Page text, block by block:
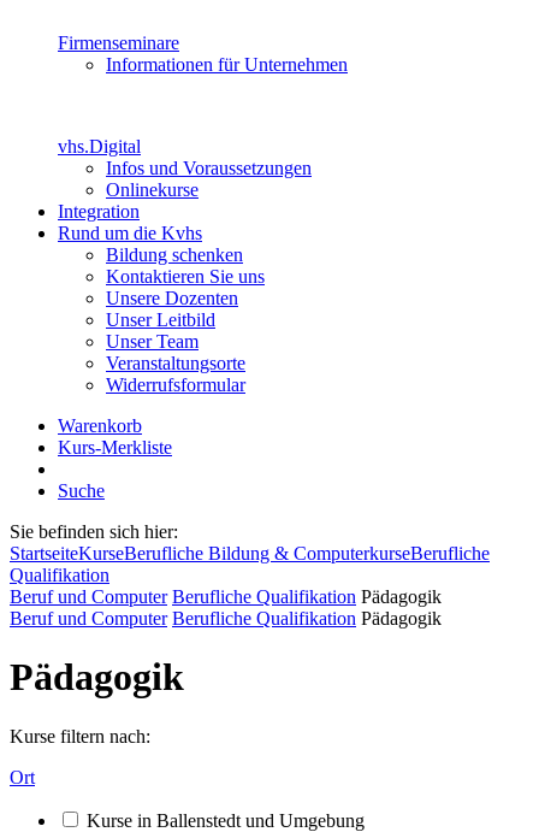
Firmenseminare
Informationen für Unternehmen
vhs.Digital
Infos und Voraussetzungen
Onlinekurse
Integration
Rund um die Kvhs
Bildung schenken
Kontaktieren Sie uns
Unsere Dozenten
Unser Leitbild
Unser Team
Veranstaltungsorte
Widerrufsformular
Warenkorb
Kurs-Merkliste
Suche
Sie befinden sich hier:
StartseiteKurseBerufliche Bildung & ComputerkurseBerufliche
Qualifikation
Beruf und Computer Berufliche Qualifikation Pädagogik
Beruf und Computer Berufliche Qualifikation Pädagogik
Pädagogik
Kurse filtern nach:
Ort
Kurse in Ballenstedt und Umgebung